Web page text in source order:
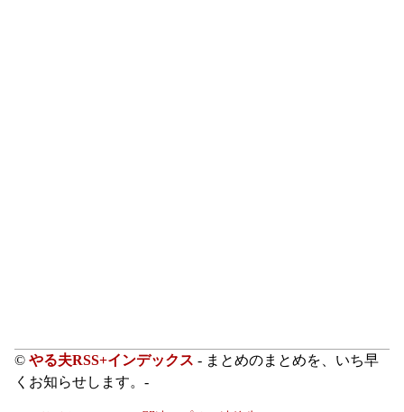
© やる夫RSS+インデックス - まとめのまとめを、いち早
くお知らせします。-